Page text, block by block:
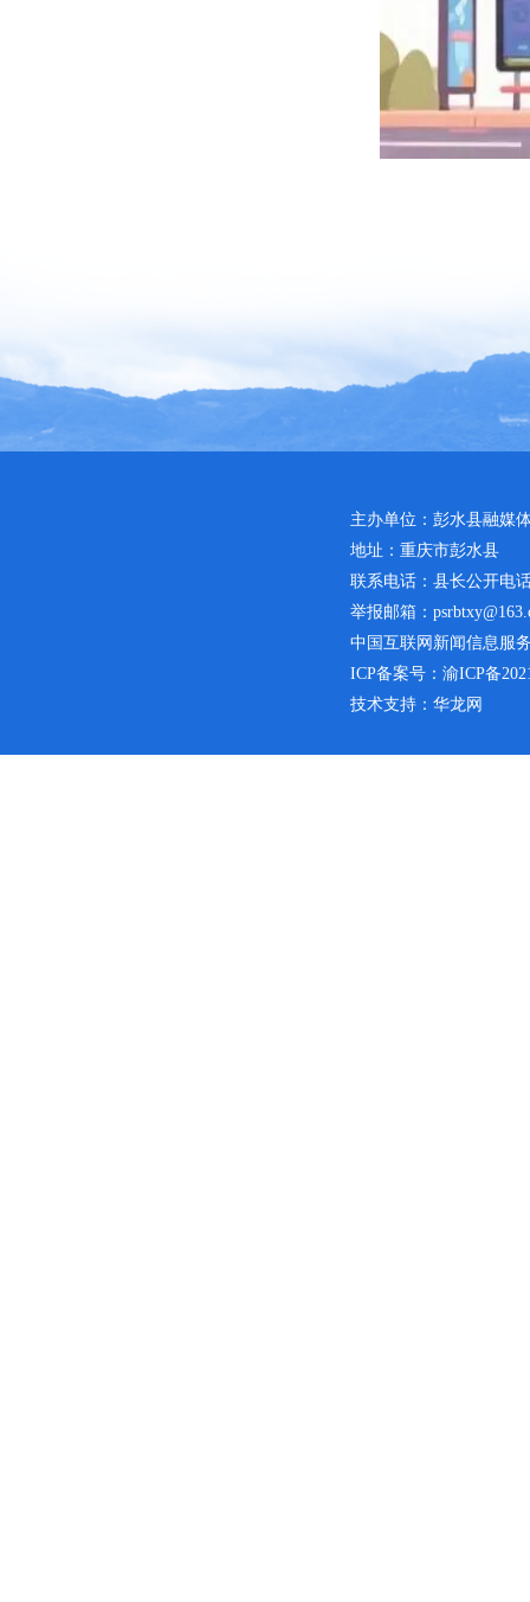
主办单位：彭水县融媒
地址：重庆市彭水县
联系电话：县长公开电
举报邮箱：
中国互联网新闻信息服
ICP备案号： 渝ICP备
技术支持：华龙网